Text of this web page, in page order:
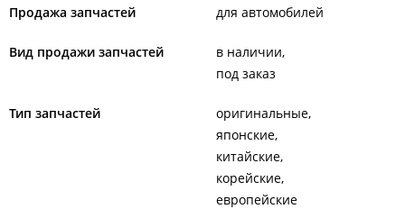
Продажа запчастей для автомобилей
Вид продажи запчастей
в наличии
под заказ
Тип запчастей
оригинальные
японские
китайские
корейские
европейские